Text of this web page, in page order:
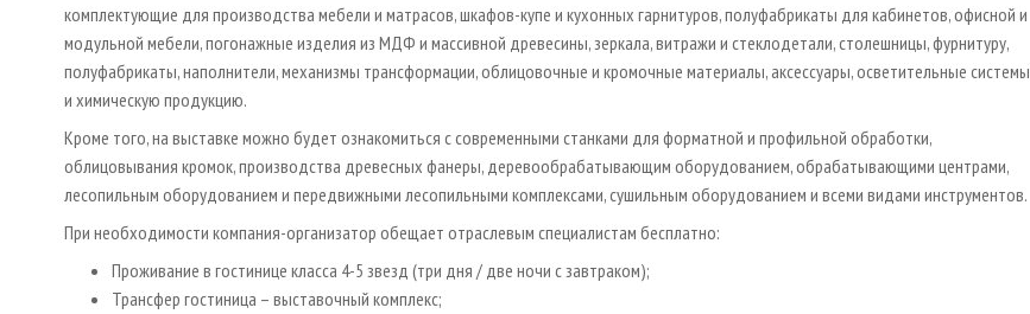
комплектующие для производства мебели и матрасов, шкафов-купе и кухонных гарнитуров, полуфабрикаты для кабинетов, офисной и
модульной мебели, погонажные изделия из МДФ и массивной древесины, зеркала, витражи и стеклодетали, столешницы, фурнитуру,
полуфабрикаты, наполнители, механизмы трансформации, облицовочные и кромочные материалы, аксессуары, осветительные системы
и химическую продукцию.
Кроме того, на выставке можно будет ознакомиться с современными станками для форматной и профильной обработки,
облицовывания кромок, производства древесных фанеры, деревообрабатывающим оборудованием, обрабатывающими центрами,
лесопильным оборудованием и передвижными лесопильными комплексами, сушильным оборудованием и всеми видами инструментов.
При необходимости компания-организатор обещает отраслевым специалистам бесплатно:
Проживание в гостинице класса 4-5 звезд (три дня / две ночи с завтраком);
Трансфер гостиница – выставочный комплекс;